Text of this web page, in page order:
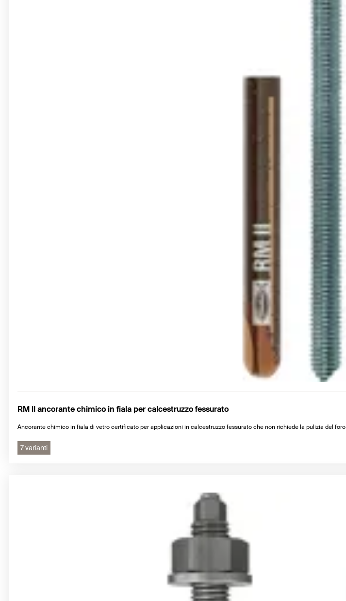
RM II ancorante chimico in fiala per calcestruzzo fessurato
Ancorante chimico in fiala di vetro certificato per applicazioni in calcestruzzo fessurato che non richiede la pulizia del foro
7 varianti